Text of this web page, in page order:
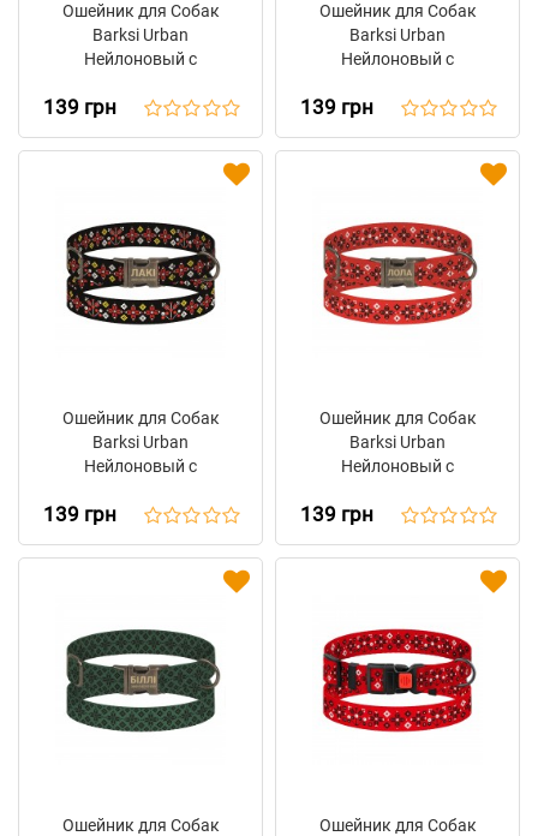
Ошейник для Собак
Barksi Urban
Нейлоновый с
Пряжкой Antiq Мрія
139 грн
Ошейник для Собак
Barksi Urban
Нейлоновый с
Пряжкой Antiq Калина
139 грн
Ошейник для Собак
Barksi Urban
Нейлоновый с
Пряжкой Antiq
139 грн
Ошейник для Собак
Barksi Urban
Нейлоновый с
Пряжкой Antiq
139 грн
Ошейник для Собак
Ошейник для Собак